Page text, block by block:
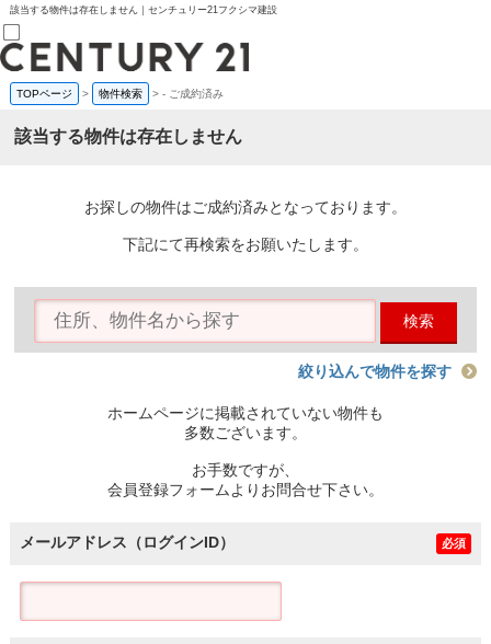
該当する物件は存在しません｜センチュリー21フクシマ建設
売買部
0120-800-844
賃貸部
会員メニュー
物件を探す
購入TOP
条件から探す
住宅ローン控除シミュレータ
TOPページ > 物件検索 >- ご成約済み
該当する物件は存在しません
お探しの物件はご成約済みとなっております。
下記にて再検索をお願いたします。
検索
絞り込んで物件を探す
ホームページに掲載されていない物件も
多数ございます。
お手数ですが、
会員登録フォームよりお問合せ下さい。
メールアドレス（ログインID） 必須